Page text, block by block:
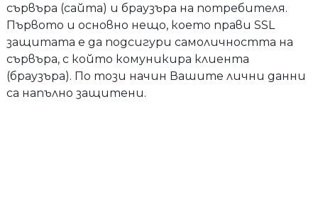
сървъра (сайта) и браузъра на потребителя.
Първото и основно нещо, което прави SSL
защитата е да подсигури самоличността на
сървъра, с който комуникира клиента
(браузъра). По този начин Вашите лични данни
са напълно защитени.